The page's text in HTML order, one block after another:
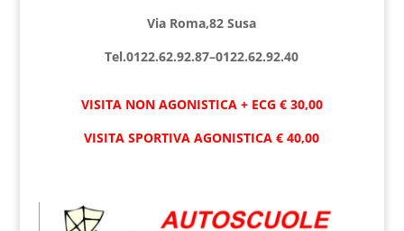
Via Roma,82 Susa
Tel.0122.62.92.87–0122.62.92.40
VISITA NON AGONISTICA + ECG € 30,00
VISITA SPORTIVA AGONISTICA € 40,00